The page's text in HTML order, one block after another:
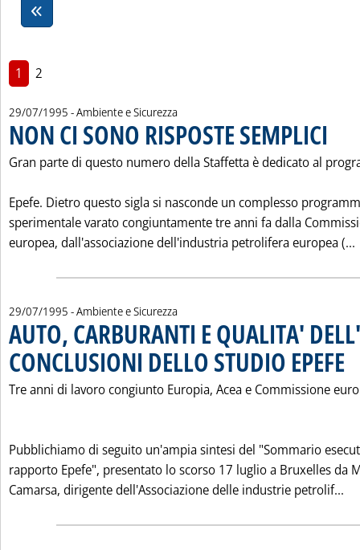
1 2
29/07/1995 - Ambiente e Sicurezza
NON CI SONO RISPOSTE SEMPLICI
Gran parte di questo numero della Staffetta è dedicato al
Epefe. Dietro questo sigla si nasconde un complesso
sperimentale varato congiuntamente tre anni fa dalla
europea, dall'associazione dell'industria petrolifera europea (...
29/07/1995 - Ambiente e Sicurezza
AUTO, CARBURANTI E QUALITA'
CONCLUSIONI DELLO STUDIO EPEFE
Tre anni di lavoro congiunto Europia, Acea e Commissione
Pubblichiamo di seguito un'ampia sintesi del "Sommario
rapporto Epefe", presentato lo scorso 17 luglio a Bruxelles da
Camarsa, dirigente dell'Associazione delle industrie petrolif...